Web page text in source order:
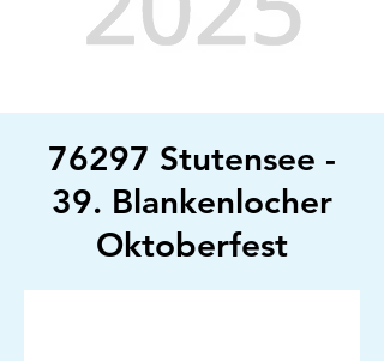
76297 Stutensee -
39. Blankenlocher
Oktoberfest